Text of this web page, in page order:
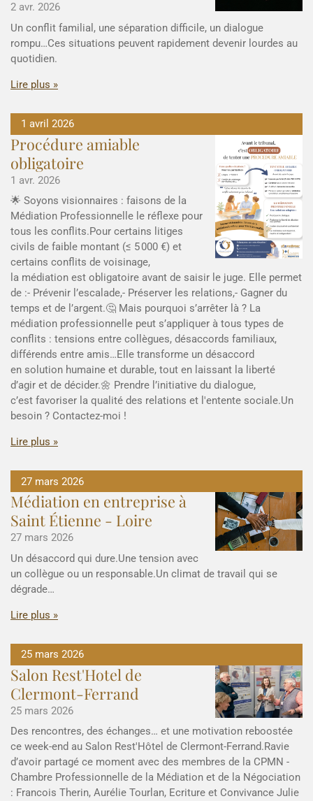
2 avr. 2026
Un conflit familial, une séparation difficile, un dialogue
rompu…Ces situations peuvent rapidement devenir lourdes au
quotidien.
Lire plus »
1 avril 2026
Procédure amiable
obligatoire
1 avr. 2026
🌟 Soyons visionnaires : faisons de la
Médiation Professionnelle le réflexe pour
tous les conflits.Pour certains litiges
civils de faible montant (≤ 5 000 €) et
certains conflits de voisinage,
la médiation est obligatoire avant de saisir le juge. Elle permet
de :- Prévenir l’escalade,- Préserver les relations,- Gagner du
temps et de l’argent.🤔 Mais pourquoi s’arrêter là ? La
médiation professionnelle peut s’appliquer à tous types de
conflits : tensions entre collègues, désaccords familiaux,
différends entre amis…Elle transforme un désaccord
en solution humaine et durable, tout en laissant la liberté
d’agir et de décider.🌼 Prendre l’initiative du dialogue,
c’est favoriser la qualité des relations et l'entente sociale.Un
besoin ? Contactez-moi !
Lire plus »
27 mars 2026
Médiation en entreprise à
Saint Étienne - Loire
27 mars 2026
Un désaccord qui dure.Une tension avec
un collègue ou un responsable.Un climat de travail qui se
dégrade…
Lire plus »
25 mars 2026
Salon Rest'Hotel de
Clermont-Ferrand
25 mars 2026
Des rencontres, des échanges… et une motivation reboostée
ce week-end au Salon Rest'Hôtel de Clermont-Ferrand.Ravie
d’avoir partagé ce moment avec des membres de la CPMN -
Chambre Professionnelle de la Médiation et de la Négociation
: Francois Therin, Aurélie Tourlan, Ecriture et Convivance Julie